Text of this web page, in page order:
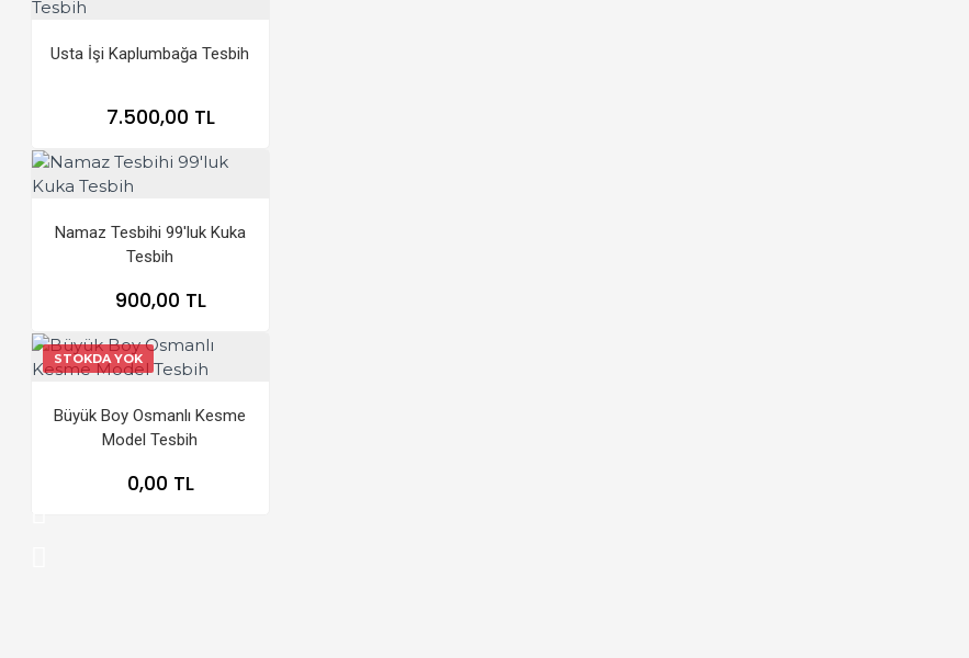
Usta İşi Kaplumbağa Tesbih
7.500,00 TL
Namaz Tesbihi 99'luk Kuka
Tesbih
900,00 TL
STOKDA YOK
Büyük Boy Osmanlı Kesme
Model Tesbih
0,00 TL